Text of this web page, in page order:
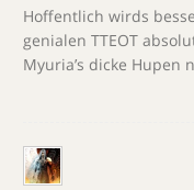
Hoffentlich wirds
genialen TTEOT
Myuria’s dicke Hupen